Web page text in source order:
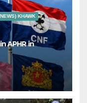
KHAWK
APHR in